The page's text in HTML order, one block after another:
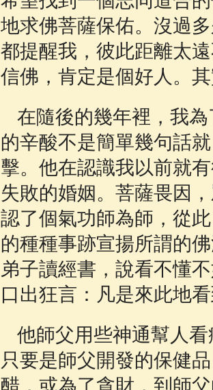
地求佛菩薩保佑。沒過
都提醒我，彼此距離太
信佛，肯定是個好人。
在隨後的幾年裡，我
的辛酸不是簡單幾句話
擊。他在認識我以前就
失敗的婚姻。菩薩畏因
認了個氣功師為師，從
的種種事跡宣揚所謂的
弟子讀經書，說看不懂
口出狂言：凡是來此地
他師父用些神通幫人
只要是師父開發的保健
醋，或為了貪財，到師